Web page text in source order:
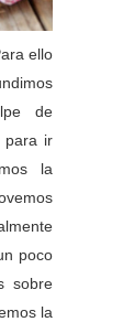
ello
de
para ir
la
poco
sobre
la